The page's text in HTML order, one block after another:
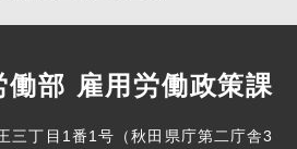
部 雇用労働政策課
三丁目1番1号（秋田県庁第二庁舎3